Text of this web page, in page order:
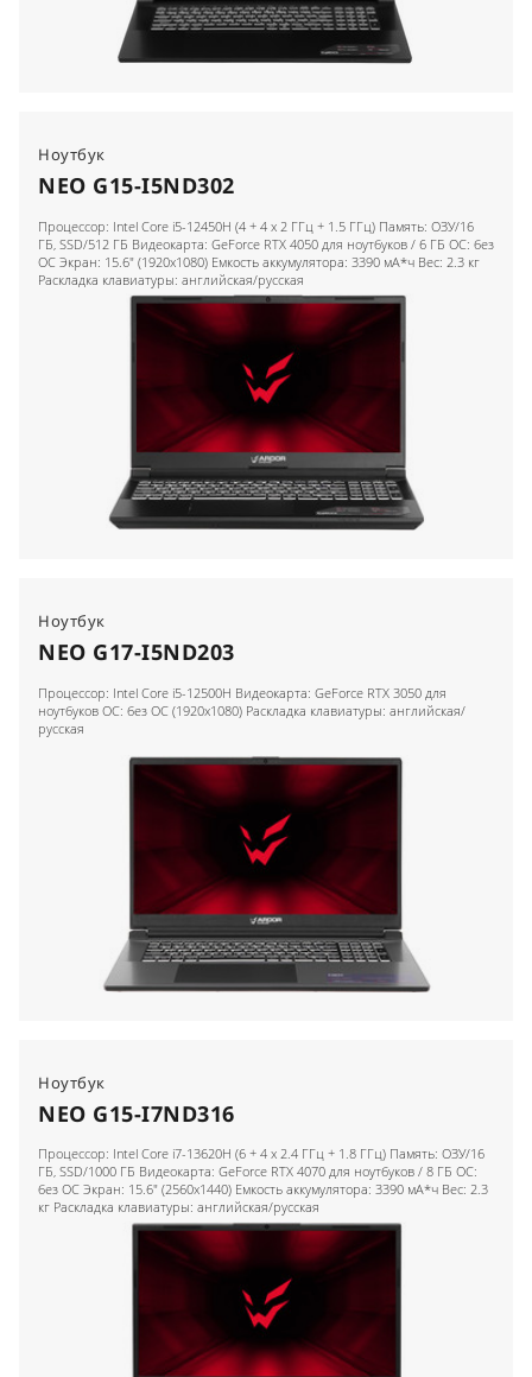
Ноутбук
NEO G15-I5ND302
Процессор: Intel Core i5-12450H (4 + 4 x 2 ГГц + 1.5 ГГц) Память: ОЗУ/16
ГБ, SSD/512 ГБ Видеокарта: GeForce RTX 4050 для ноутбуков / 6 ГБ ОС: без
ОС Экран: 15.6" (1920x1080) Емкость аккумулятора: 3390 мА*ч Вес: 2.3 кг
Раскладка клавиатуры: английская/русская
Ноутбук
NEO G17-I5ND203
Процессор: Intel Core i5-12500H Видеокарта: GeForce RTX 3050 для
ноутбуков ОС: без ОС (1920x1080) Раскладка клавиатуры: английская/
русская
Ноутбук
NEO G15-I7ND316
Процессор: Intel Core i7-13620H (6 + 4 x 2.4 ГГц + 1.8 ГГц) Память: ОЗУ/16
ГБ, SSD/1000 ГБ Видеокарта: GeForce RTX 4070 для ноутбуков / 8 ГБ ОС:
без ОС Экран: 15.6" (2560x1440) Емкость аккумулятора: 3390 мА*ч Вес: 2.3
кг Раскладка клавиатуры: английская/русская